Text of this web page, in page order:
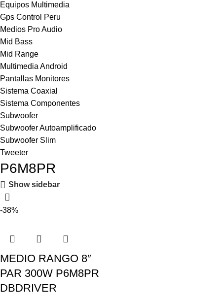
Equipos Multimedia
Gps Control Peru
Medios Pro Audio
Mid Bass
Mid Range
Multimedia Android
Pantallas Monitores
Sistema Coaxial
Sistema Componentes
Subwoofer
Subwoofer Autoamplificado
Subwoofer Slim
Tweeter
P6M8PR
Show sidebar
-38%
MEDIO RANGO 8″
PAR 300W P6M8PR
DBDRIVER